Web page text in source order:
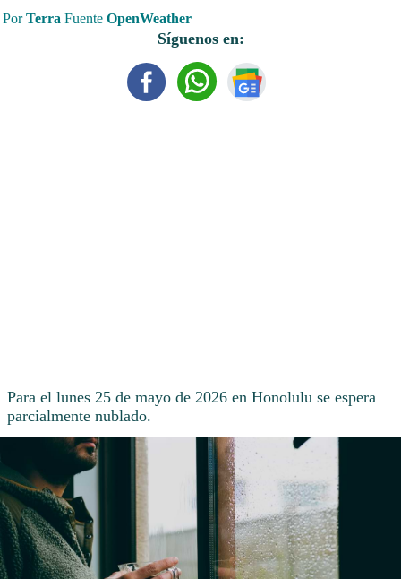
PorTerra Fuente OpenWeather
Síguenos en:
Para el lunes 25 de mayo de 2026 en Honolulu se espera
parcialmente nublado.